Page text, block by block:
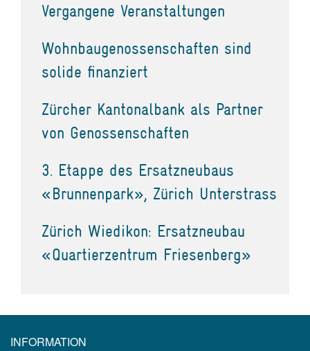
Vergangene Veranstaltungen
Wohnbaugenossenschaften sind
solide finanziert
Zürcher Kantonalbank als Partner
von Genossenschaften
3. Etappe des Ersatzneubaus
«Brunnenpark», Zürich Unterstrass
Zürich Wiedikon: Ersatzneubau
«Quartierzentrum Friesenberg»
INFORMATION